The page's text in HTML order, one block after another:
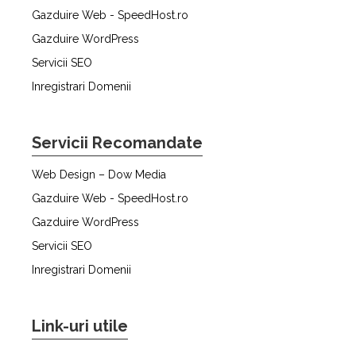
Gazduire Web - SpeedHost.ro
Gazduire WordPress
Servicii SEO
Inregistrari Domenii
Servicii Recomandate
Web Design – Dow Media
Gazduire Web - SpeedHost.ro
Gazduire WordPress
Servicii SEO
Inregistrari Domenii
Link-uri utile